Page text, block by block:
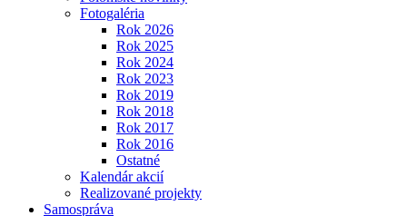
Fotogaléria
Rok 2026
Rok 2025
Rok 2024
Rok 2023
Rok 2019
Rok 2018
Rok 2017
Rok 2016
Ostatné
Kalendár akcií
Realizované projekty
Samospráva